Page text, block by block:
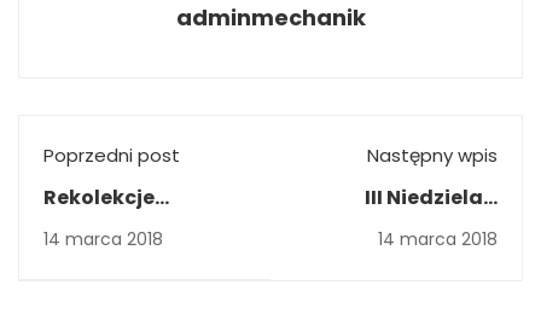
adminmechanik
Poprzedni post
Rekolekcje
wielkopostne
14 marca 2018
Następny wpis
III Niedziela z
poezją. Teksty
14 marca 2018